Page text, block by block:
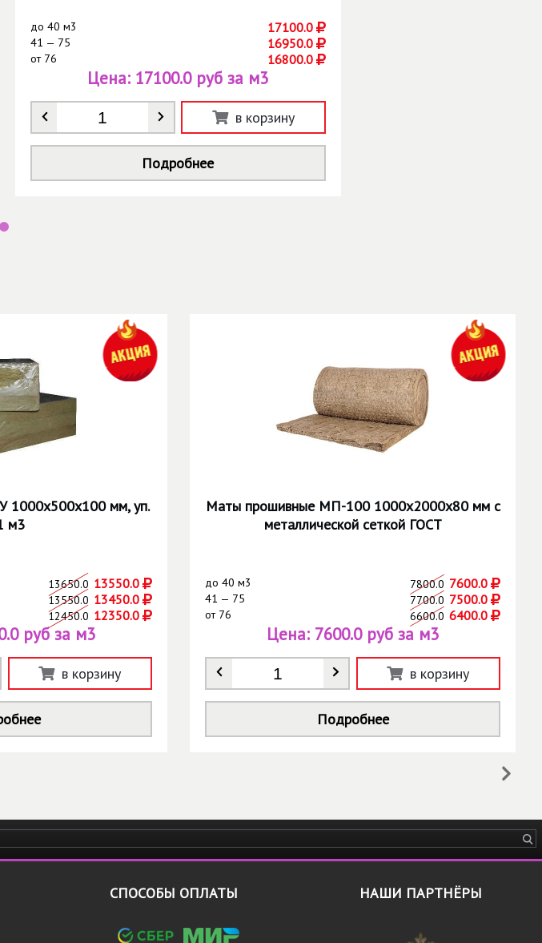
до 40 м3 17100.0
41 — 75 16950.0
от76 16800.0
Количество
Цена: 17100.0 руб за м3
в корзину
Подробнее
мм, уп.
м3
13650.0 13550.0
13550.0 13450.0
12450.0 12350.0
руб за м3
в корзину
Маты прошивные МП-100 1000х2000х80 мм с
металлической сеткой ГОСТ
до 40 м3 7800.0 7600.0
41 — 75 7700.0 7500.0
от76 6600.0 6400.0
Количество
Цена: 7600.0 руб за м3
в корзину
Подробнее
СПОСОБЫ ОПЛАТЫ НАШИ ПАРТНЁРЫ